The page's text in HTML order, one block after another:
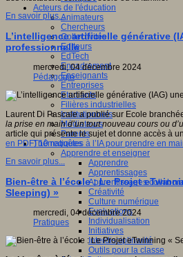
Acteurs de l'éducation
Animateurs
Chercheurs
Collectivités
Editeurs
EdTech
Encadrement
Enseignants
Entreprises
Etudiants
Filières industrielles
Institutionnels
Médiateurs
Parents
Thématiques
Apprendre et enseigner
Apprendre
Apprentissages
Apprentissages
Créativité
Culture numérique
Evaluations
Individualisation
Initiatives
Interdisciplinarité
Outils pour la classe
En savoir plus...
L’intelligence artificielle générative
professionnelle
mercredi, 04 décembre 2024
Pédagogie
Laurent Di Pascale a publié sur Ecole
la prise en main d’un tout nouveau cours ou d
article qui présente le sujet et donne accès à
en PDF) 10 requêtes à l’IA pour prendre en
En savoir plus...
Bien-être à l’école : Le Projet
Sleeping) »
mercredi, 04 décembre 2024
Pratiques